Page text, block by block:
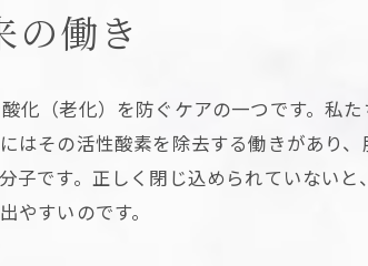
肌をクリーンな状態にしてお
水素パックの品質を確認する
超音波などと組み合わせる
まとめ
の働き
化（老化）を防ぐケアの一つです。私
はその活性酸素を除去する働きがあり
子です。正しく閉じ込められていない
やすいのです。